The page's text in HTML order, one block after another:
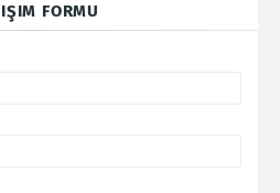
FORMU